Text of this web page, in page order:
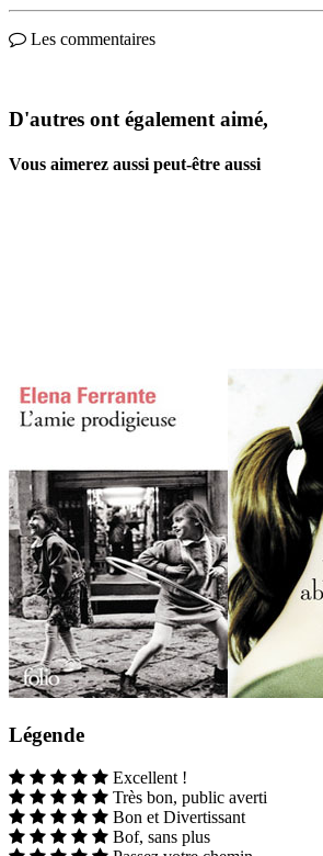
Les commentaires
D'autres ont également aimé,
Vous aimerez aussi peut-être aussi
Légende
Excellent !
Très bon, public averti
Bon et Divertissant
Bof, sans plus